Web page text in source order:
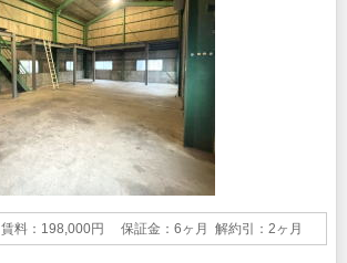
賃料：198,000円 保証金：6ヶ月 解約引：2ヶ月